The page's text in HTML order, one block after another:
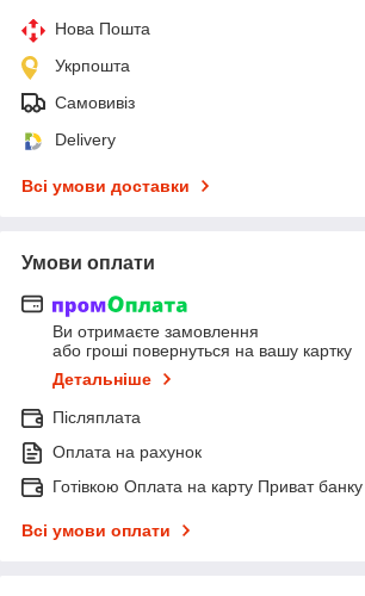
Нова Пошта
Укрпошта
Самовивіз
Delivery
Всі умови доставки
Умови оплати
Ви отримаєте замовлення
або гроші повернуться на вашу картку
Детальніше
Післяплата
Оплата на рахунок
Готівкою Оплата на карту Приват банку
Всі умови оплати